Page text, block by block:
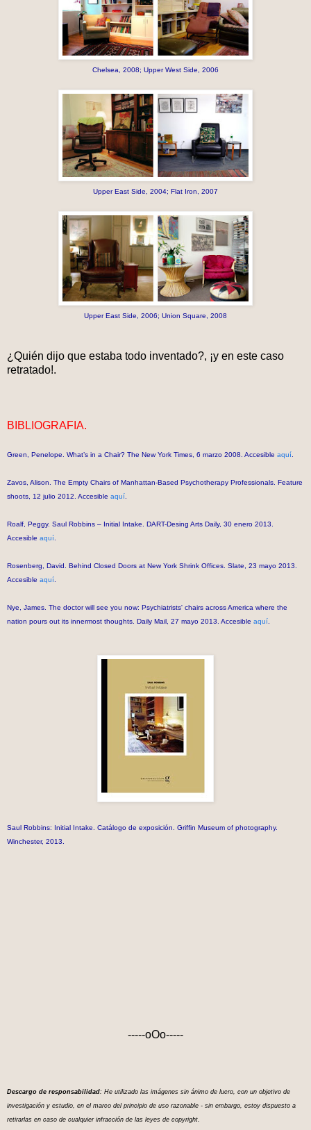
Chelsea, 2008; Upper West Side, 2006
Upper East Side, 2004; Flat Iron, 2007
Upper East Side, 2006; Union Square, 2008
¿Quién dijo que estaba todo inventado?, ¡y en este caso
retratado!.
BIBLIOGRAFIA.
Green, Penelope. What’s in a Chair? The New York Times, 6 marzo 2008. Accesible aquí
Zavos, Alison. The Empty Chairs of Manhattan-Based Psychotherapy Professionals. Feature
shoots, 12 julio 2012. Accesible aquí
Roalf, Peggy. Saul Robbins – Initial Intake. DART-Desing Arts Daily, 30 enero 2013.
Accesible aquí
Rosenberg, David. Behind Closed Doors at New York Shrink Offices. Slate, 23 mayo 2013.
Accesible aquí
Nye, James. The doctor will see you now: Psychiatrists' chairs across America where the
nation pours out its innermost thoughts. Daily Mail, 27 mayo 2013. Accesible aquí
Saul Robbins: Initial Intake. Catálogo de exposición. Griffin Museum of photography.
Winchester, 2013.
-----oOo-----
Descargo de responsabilidad: He utilizado las imágenes sin ánimo de lucro, con un objetivo de
investigación y estudio, en el marco del principio de uso razonable - sin embargo, estoy dispuesto a
retirarlas en caso de cualquier infracción de las leyes de copyright.